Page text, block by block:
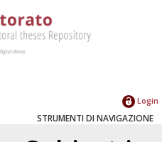
Login
STRUMENTI DI NAVIGAZIONE